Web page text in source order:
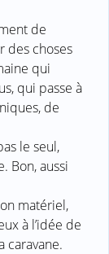
de
des choses
qui
qui passe à
de
le seul,
Bon, aussi
matériel,
à l’idée de
caravane.